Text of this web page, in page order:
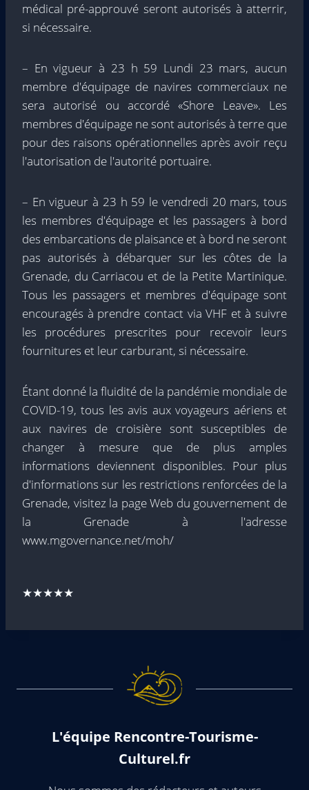
médical pré-approuvé seront autorisés à atterrir,
si nécessaire.
– En vigueur à 23 h 59 Lundi 23 mars, aucun
membre d'équipage de navires commerciaux ne
sera autorisé ou accordé «Shore Leave». Les
membres d'équipage ne sont autorisés à terre que
pour des raisons opérationnelles après avoir reçu
l'autorisation de l'autorité portuaire.
– En vigueur à 23 h 59 le vendredi 20 mars, tous
les membres d'équipage et les passagers à bord
des embarcations de plaisance et à bord ne seront
pas autorisés à débarquer sur les côtes de la
Grenade, du Carriacou et de la Petite Martinique.
Tous les passagers et membres d'équipage sont
encouragés à prendre contact via VHF et à suivre
les procédures prescrites pour recevoir leurs
fournitures et leur carburant, si nécessaire.
Étant donné la fluidité de la pandémie mondiale de
COVID-19, tous les avis aux voyageurs aériens et
aux navires de croisière sont susceptibles de
changer à mesure que de plus amples
informations deviennent disponibles. Pour plus
d'informations sur les restrictions renforcées de la
Grenade, visitez la page Web du gouvernement de
la Grenade à l'adresse
www.mgovernance.net/moh/
★★★★★
L'équipe Rencontre-Tourisme-
Culturel.fr